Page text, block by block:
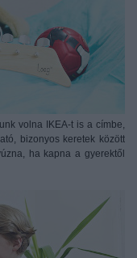
volna IKEA-t is a címbe,
bizonyos keretek között
ha kapna a gyerektől